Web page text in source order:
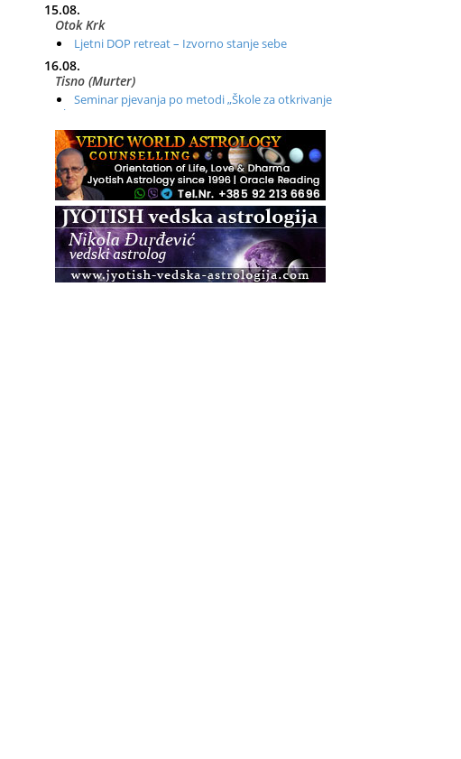
15.08.
Otok Krk
Ljetni DOP retreat – Izvorno stanje sebe
16.08.
Tisno (Murter)
Seminar pjevanja po metodi „Škole za otkrivanje
glasa“
20.08.
Online
Radionica: Pomagači iz drugih dimenzija Online –
otvoreno za sve
21.08.
Zagreb+Online
Osnovni ThetaHealing® tečaj, Zagreb i Online
22.08.
Pula